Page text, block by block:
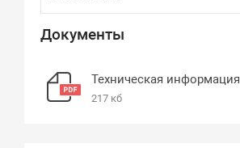
Документы
Техническая информация
217 кб